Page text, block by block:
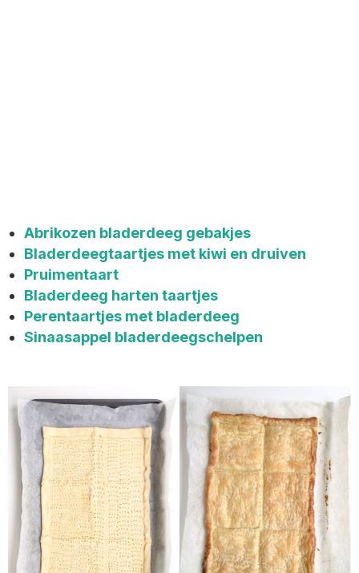
Abrikozen bladerdeeg gebakjes
Bladerdeegtaartjes met kiwi en druiven
Pruimentaart
Bladerdeeg harten taartjes
Perentaartjes met bladerdeeg
Sinaasappel bladerdeegschelpen